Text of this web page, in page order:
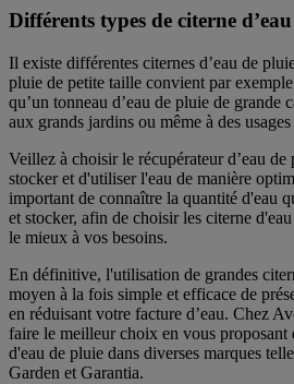
Différents types de citerne
Il existe différentes citernes d’eau de
pluie de petite taille convient par
qu’un tonneau d’eau de pluie de grande
aux grands jardins ou même à des
Veillez à choisir le récupérateur d’eau
stocker et d'utiliser l'eau de manière
important de connaître la quantité d'eau
et stocker, afin de choisir les citerne
le mieux à vos besoins.
En définitive, l'utilisation de grandes
moyen à la fois simple et efficace de
en réduisant votre facture d’eau. Chez
faire le meilleur choix en vous proposant
d'eau de pluie dans diverses marques
Garden et Garantia.